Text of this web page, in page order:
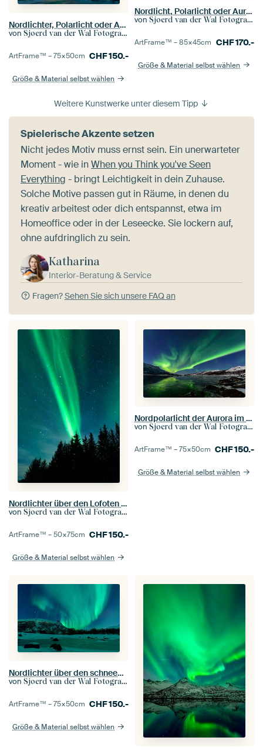
Nordlichter, Polarlicht oder Aurora Borealis
von Sjoerd van der Wal Fotografie
ArtFrame™ –75×50cm CHF150.-
Größe & Material selbst wählen
Nordlicht, Polarlicht oder Aurora Borealis am Nachthimmel über den Lofoten in Nordnorwegen. Breites
von Sjoerd van der Wal Fotografie
ArtFrame™ –85×45cm CHF170.-
Größe & Material selbst wählen
Weitere Kunstwerke unter diesem Tipp
Spielerische Akzente setzen
Nicht jedes Motiv muss ernst sein. Ein unerwarteter
Moment - wie inWhen you Think you've Seen
Everything - bringt Leichtigkeit in dein Zuhause.
Solche Motive passen gut in Räume, in denen du
kreativ arbeitest oder dich entspannst, etwa im
Homeoffice oder in der Leseecke. Sie lockern auf,
ohne aufdringlich zu sein.
Katharina
Interior-Beratung & Service
Fragen?Sehen Sie sich unsere FAQ an
Nordlichter über den Lofoten Inseln in Norwegen
von Sjoerd van der Wal Fotografie
ArtFrame™ –50×75cm CHF150.-
Größe & Material selbst wählen
Nordpolarlicht der Aurora im nächtlichen Himmel über Nordnorwegen
von Sjoerd van der Wal Fotografie
ArtFrame™ –75×50cm CHF150.-
Größe & Material selbst wählen
Nordlichter über den schneebedeckten Gipfeln der Lofoten in Norwegen
von Sjoerd van der Wal Fotografie
ArtFrame™ –75×50cm CHF150.-
Größe & Material selbst wählen